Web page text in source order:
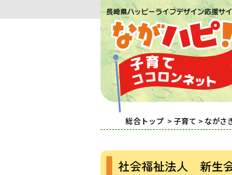
総合トップ >子育て > ながさ
社会福祉法人 新生